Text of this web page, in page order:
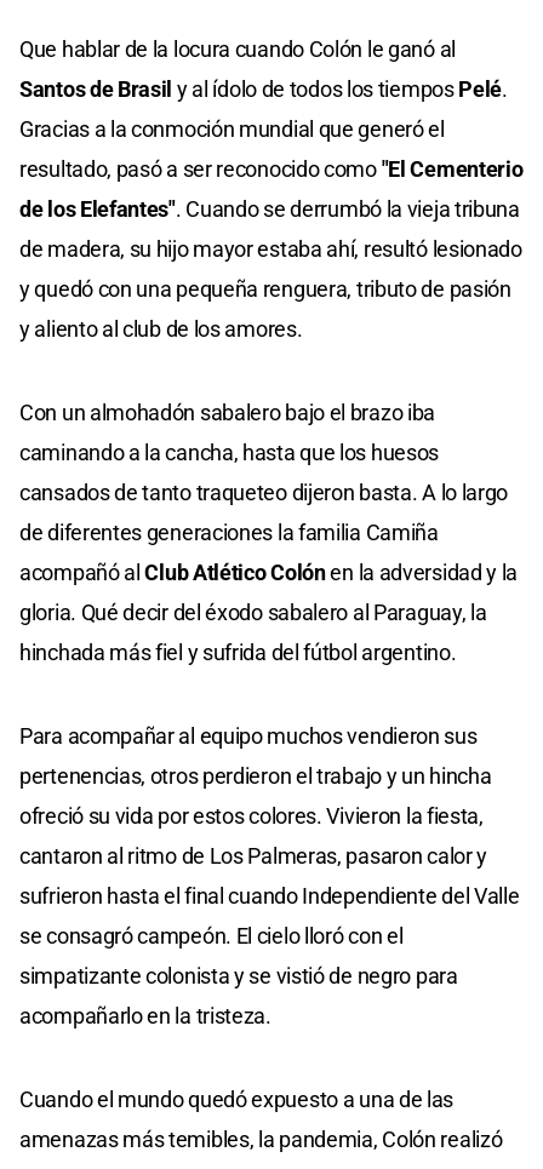
Que hablar de la locura cuando Colón le ganó al
Santos de Brasil y al ídolo de todos los tiemposPelé.
Gracias a la conmoción mundial que generó el
resultado, pasó a ser reconocido como"El Cementerio
de los Elefantes". Cuando se derrumbó la vieja tribuna
de madera, su hijo mayor estaba ahí, resultó lesionado
y quedó con una pequeña renguera, tributo de pasión
y aliento al club de los amores.
Con un almohadón sabalero bajo el brazo iba
caminando a la cancha, hasta que los huesos
cansados de tanto traqueteo dijeron basta. A lo largo
de diferentes generaciones la familia Camiña
acompañó alClub Atlético Colónen la adversidad y la
gloria. Qué decir del éxodo sabalero al Paraguay, la
hinchada más fiel y sufrida del fútbol argentino.
Para acompañar al equipo muchos vendieron sus
pertenencias, otros perdieron el trabajo y un hincha
ofreció su vida por estos colores. Vivieron la fiesta,
cantaron al ritmo de Los Palmeras, pasaron calor y
sufrieron hasta el final cuando Independiente del Valle
se consagró campeón. El cielo lloró con el
simpatizante colonista y se vistió de negro para
acompañarlo en la tristeza.
Cuando el mundo quedó expuesto a una de las
amenazas más temibles, la pandemia, Colón realizó